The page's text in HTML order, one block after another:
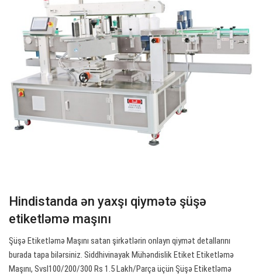
Hindistanda ən yaxşı qiymətə şüşə
etiketləmə maşını
Şüşə Etiketləmə Maşını satan şirkətlərin onlayn qiymət detallarını
burada tapa bilərsiniz. Siddhivinayak Mühəndislik Etiket Etiketləmə
Maşını, Svsl100/200/300 Rs 1.5 Lakh/Parça üçün Şüşə Etiketləmə